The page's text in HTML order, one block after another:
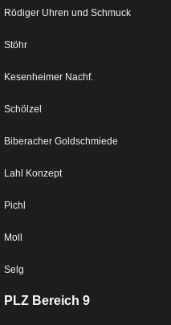
Rödiger Uhren und Schmuck
Stöhr
Kesenheimer Nachf.
Schölzel
Biberacher Goldschmiede
Lahl Konzept
Pichl
Moll
Selg
PLZ Bereich 9